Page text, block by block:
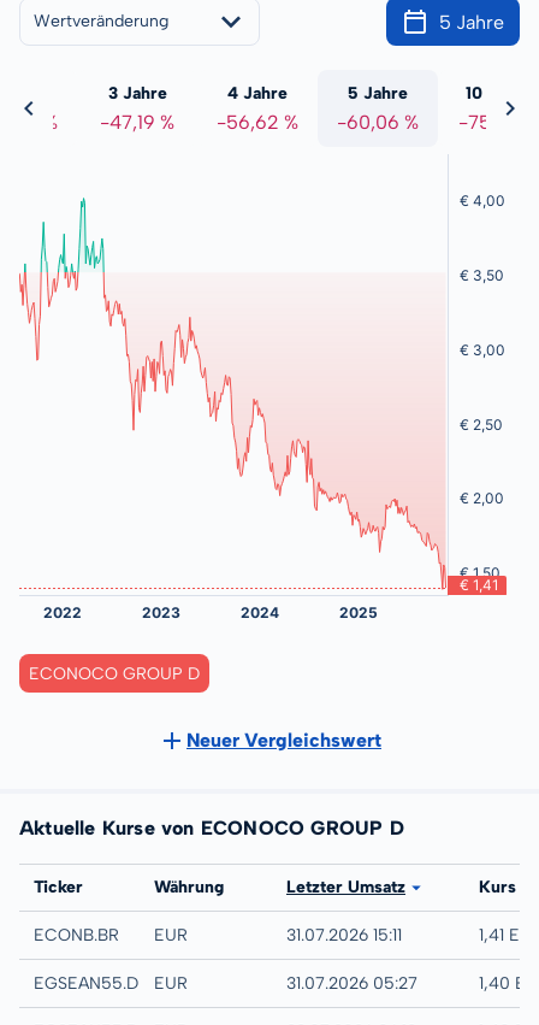
Wertveränderung 5 Jahre
%
3 Jahre
-47,19 %
4 Jahre
-56,62 %
5 Jahre
-60,06 %
10 Jahre
-75,69 %
ECONOCO GROUP D
Neuer Vergleichswert
Aktuelle Kurse von ECONOCO GROUP D
Börse
Ticker Währung Letzter Umsatz Kurs
EURONEXT - EURONEXT BRUSSELS
ECONB.BR EUR 31.07.2026 15:11 1,41
Quotrix
EGSEAN55.DUSDEUR 31.07.2026 05:27 1,40